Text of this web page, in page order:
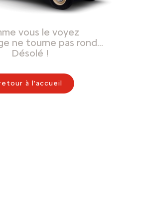
vous le voyez
ne tourne pas rond…
Désolé !
à l'accueil